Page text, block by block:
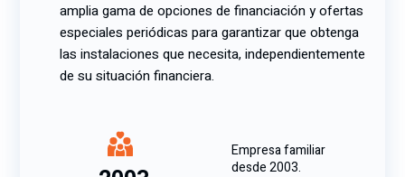
amplia gama de opciones de financiación y ofertas
especiales periódicas para garantizar que obtenga
las instalaciones que necesita, independientemente
de su situación financiera.
Empresa familiar
desde 2003.